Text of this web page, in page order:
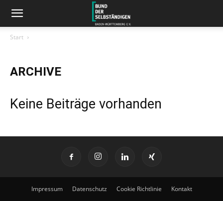
Start
ARCHIVE
Keine Beiträge vorhanden
Impressum Datenschutz Cookie Richtlinie Kontakt